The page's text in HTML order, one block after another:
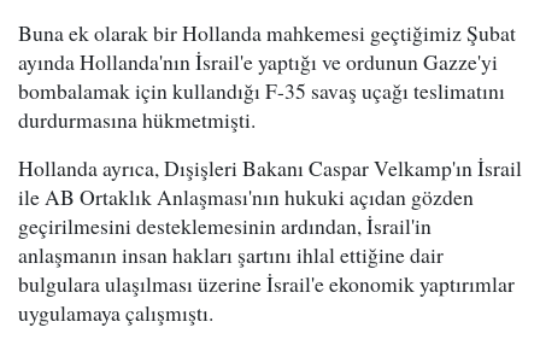
Buna ek olarak bir Hollanda mahkemesi geçtiğimiz Şubat
ayında Hollanda'nın İsrail'e yaptığı ve ordunun Gazze'yi
bombalamak için kullandığı F-35 savaş uçağı teslimatını
durdurmasına hükmetmişti.
Hollanda ayrıca, Dışişleri Bakanı Caspar Velkamp'ın İsrail
ile AB Ortaklık Anlaşması'nın hukuki açıdan gözden
geçirilmesini desteklemesinin ardından, İsrail'in
anlaşmanın insan hakları şartını ihlal ettiğine dair
bulgulara ulaşılması üzerine İsrail'e ekonomik yaptırımlar
uygulamaya çalışmıştı.